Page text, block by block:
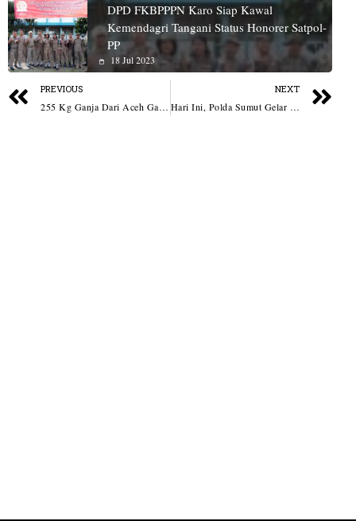
DPD FKBPPPN Karo Siap Kawal
Kemendagri Tangani Status Honorer Satpol-
PP
18 Jul 2023
PREVIOUS
255 Kg Ganja Dari Aceh Gagal Masuk Ke Sumut, Dua Kurir Dibayar Rp50 Juta
NEXT
Hari Ini, Polda Sumut Gelar Operasi Zebra 2025